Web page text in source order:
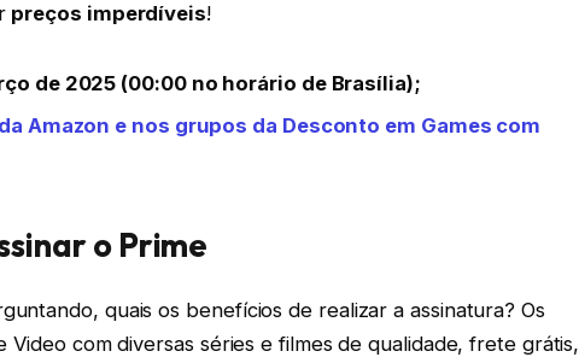
preços imperdíveis!
de 2025 (00:00 no horário de Brasília);
Amazon e nos grupos da Desconto em Games com
o Prime
quais os benefícios de realizar a assinatura? Os
Video com diversas séries e filmes de qualidade, frete grátis,